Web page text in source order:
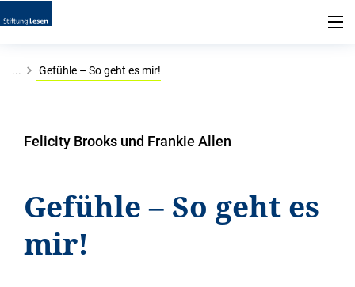
... Gefühle – So geht es mir!
Felicity Brooks und Frankie Allen
Gefühle – So geht es
mir!